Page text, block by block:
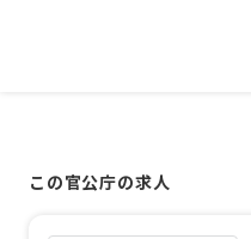
この官公庁の求人